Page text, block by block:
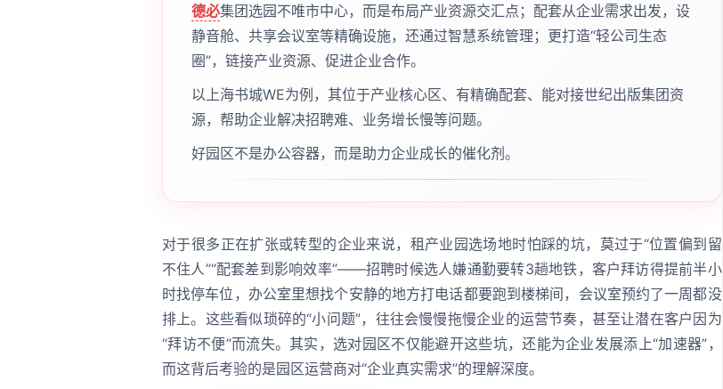
德必集团选园不唯市中心，而是布局产业资源交汇点；配套从企业需求出发，设
静音舱、共享会议室等精确设施，还通过智慧系统管理；更打造“轻公司生态
圈”，链接产业资源、促进企业合作。
以上海书城WE为例，其位于产业核心区、有精确配套、能对接世纪出版集团资
源，帮助企业解决招聘难、业务增长慢等问题。
好园区不是办公容器，而是助力企业成长的催化剂。
对于很多正在扩张或转型的企业来说，租产业园选场地时怕踩的坑，莫过于“位置偏到留
不住人”“配套差到影响效率”——招聘时候选人嫌通勤要转3趟地铁，客户拜访得提前半小
时找停车位，办公室里想找个安静的地方打电话都要跑到楼梯间，会议室预约了一周都没
排上。这些看似琐碎的“小问题”，往往会慢慢拖慢企业的运营节奏，甚至让潜在客户因为
“拜访不便”而流失。其实，选对园区不仅能避开这些坑，还能为企业发展添上“加速器”，
而这背后考验的是园区运营商对“企业真实需求”的理解深度。